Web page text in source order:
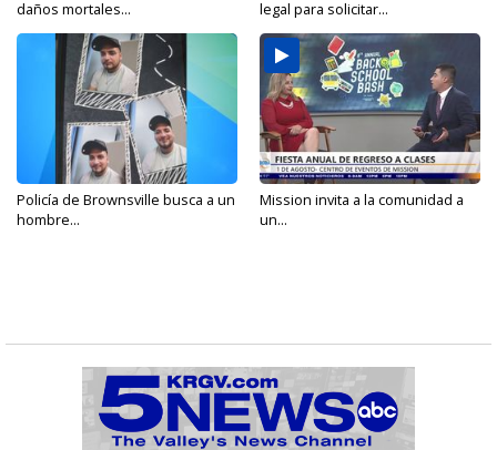
daños mortales...
legal para solicitar...
Policía de Brownsville busca a un
hombre...
Mission invita a la comunidad a
un...